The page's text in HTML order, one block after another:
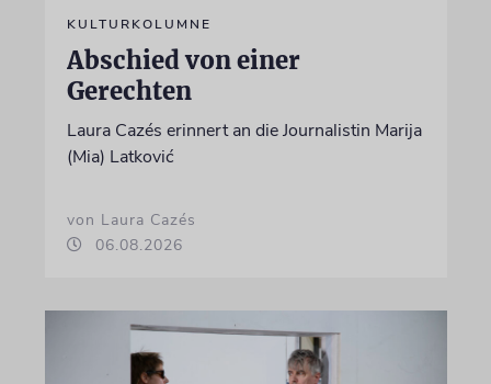
KULTURKOLUMNE
Abschied von einer
Gerechten
Laura Cazés erinnert an die Journalistin Marija
(Mia) Latković
von Laura Cazés
06.08.2026